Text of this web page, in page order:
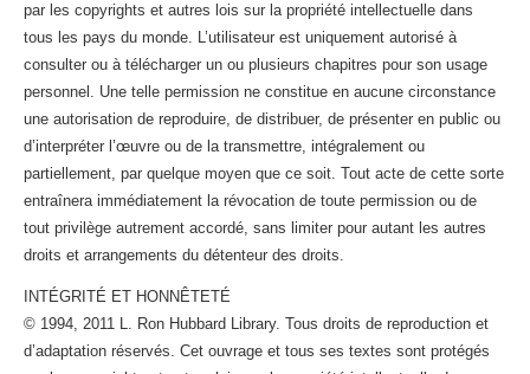
par les copyrights et autres lois sur la propriété intellectuelle dans
tous les pays du monde. L’utilisateur est uniquement autorisé à
consulter ou à télécharger un ou plusieurs chapitres pour son usage
personnel. Une telle permission ne constitue en aucune circonstance
une autorisation de reproduire, de distribuer, de présenter en public ou
d’interpréter l’œuvre ou de la transmettre, intégralement ou
partiellement, par quelque moyen que ce soit. Tout acte de cette sorte
entraînera immédiatement la révocation de toute permission ou de
tout privilège autrement accordé, sans limiter pour autant les autres
droits et arrangements du détenteur des droits.
INTÉGRITÉ ET HONNÊTETÉ
© 1994, 2011 L. Ron Hubbard Library. Tous droits de reproduction et
d’adaptation réservés. Cet ouvrage et tous ses textes sont protégés